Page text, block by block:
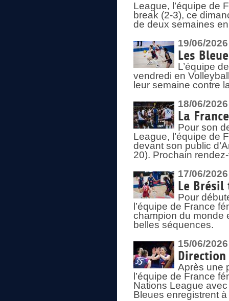
League, l’équipe de
break (2-3), ce
de deux semaines
19/06/2026
Les
L’équipe
vendredi en
leur semaine contre
18/06/2026
La
Pour son
League, l’équipe de
devant son public
20). Prochain
17/06/2026
Le
Pour
l’équipe de France
champion du monde
belles séquences.
15/06/2026
Après une
l’équipe de France
Nations League
Bleues enregistrent